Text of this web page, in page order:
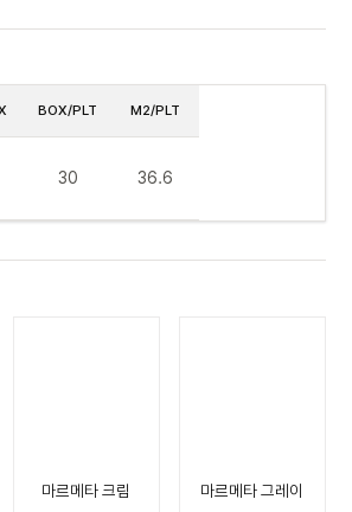
BOX/PLT
30
M2/PLT
36.6
마르메타 크림
마르메타 그레이